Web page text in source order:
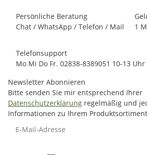
Persönliche Beratung
Chat / WhatsApp / Telefon / Mail
1
Telefonsupport
Mo Mi Do Fr. 02838-8389051 10-13 Uhr
Newsletter Abonnieren
Bitte senden Sie mir entsprechend Ihrer
Datenschutzerklärung regelmäßig und
Informationen zu Ihrem